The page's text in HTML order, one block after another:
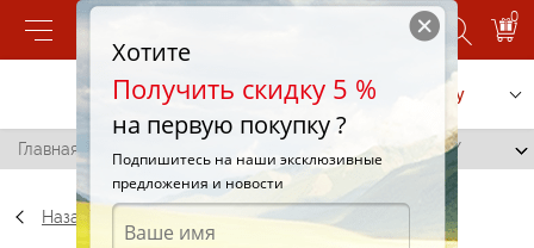
0
Позвонить Заказать услугу
Главная / Yokohama AVS decibel (V550) 215/45 R17 91Y
Назад
Хотите
Получить скидку 5 %
на первую покупку ?
Подпишитесь на наши эксклюзивные
предложения и новости